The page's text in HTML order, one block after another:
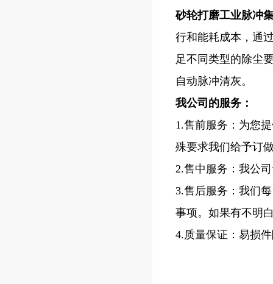
砂轮打磨工业脉冲
行和能耗成本，通
足不同类型的除尘
自动脉冲清灰。
我公司的服务：
1.售前服务：为您
殊要求我们给予订
2.售中服务：我公
3.售后服务：我们
事项。如果有不明
4.质量保证：易损